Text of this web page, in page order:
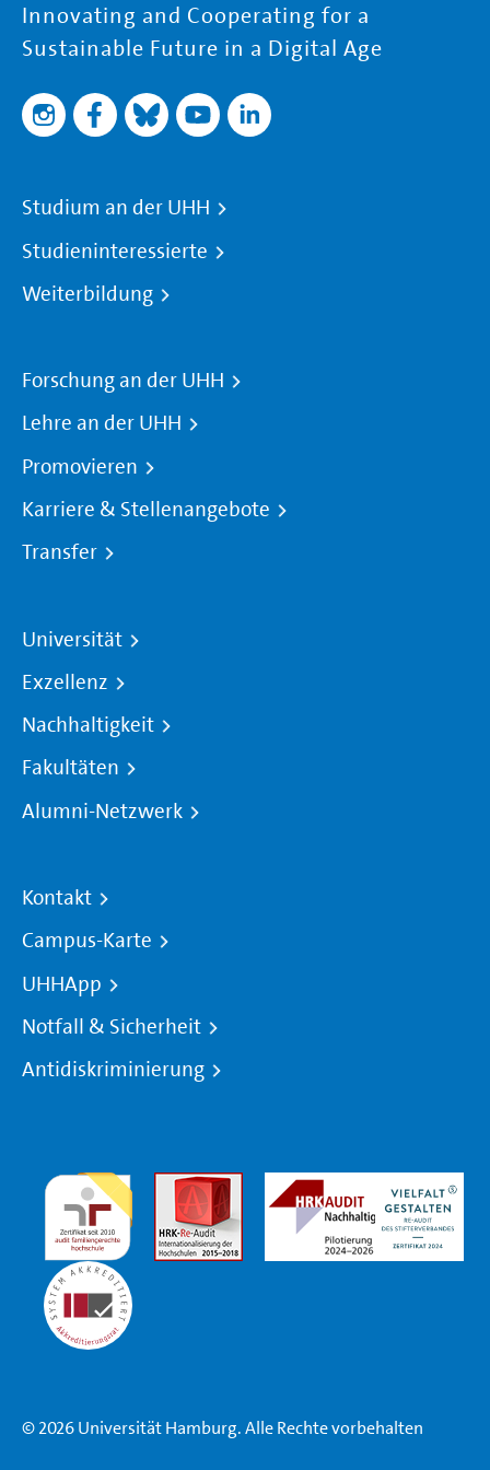
Innovating and Cooperating for a
Sustainable Future in a Digital Age
Studium an der UHH
Studieninteressierte
Weiterbildung
Forschung an der UHH
Lehre an der UHH
Promovieren
Karriere & Stellenangebote
Transfer
Universität
Exzellenz
Nachhaltigkeit
Fakultäten
Alumni-Netzwerk
Kontakt
Campus-Karte
UHHApp
Notfall & Sicherheit
Antidiskriminierung
© 2026 Universität Hamburg. Alle Rechte vorbehalten